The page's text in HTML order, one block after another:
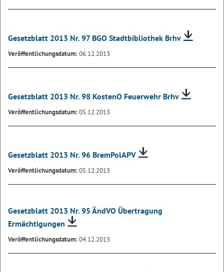
Gesetzblatt 2013 Nr. 97 BGO Stadtbibliothek Brhv
Veröffentlichungsdatum:06.12.2013
Gesetzblatt 2013 Nr. 98 KostenO Feuerwehr Brhv
Veröffentlichungsdatum:05.12.2013
Gesetzblatt 2013 Nr. 96 BremPolAPV
Veröffentlichungsdatum:05.12.2013
Gesetzblatt 2013 Nr. 95 ÄndVO Übertragung
Ermächtigungen
Veröffentlichungsdatum:04.12.2013